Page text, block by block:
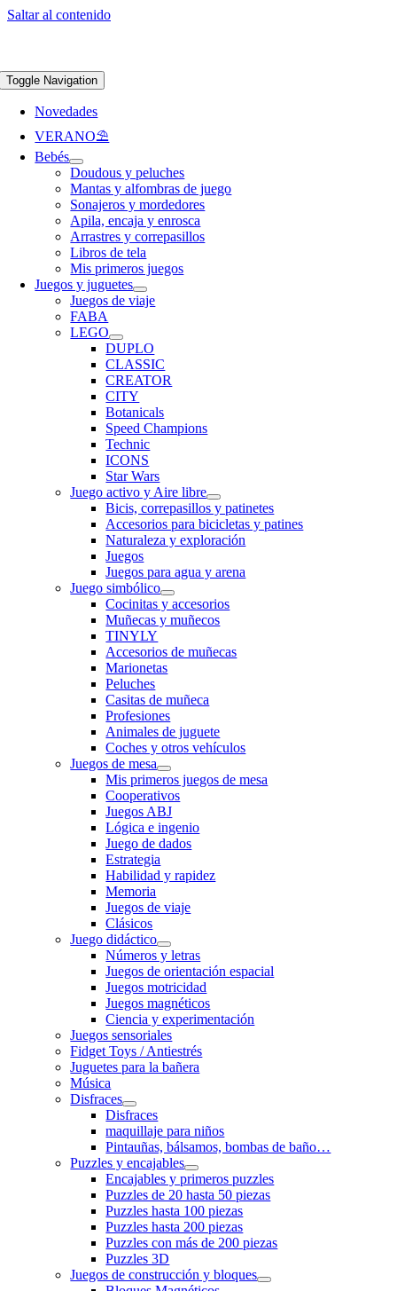
Saltar al contenido
Toggle Navigation
Novedades
VERANO⛱️​
Bebés
Doudous y peluches
Mantas y alfombras de juego
Sonajeros y mordedores
Apila, encaja y enrosca
Arrastres y correpasillos
Libros de tela
Mis primeros juegos
Juegos y juguetes
Juegos de viaje
FABA
LEGO
DUPLO
CLASSIC
CREATOR
CITY
Botanicals
Speed Champions
Technic
ICONS
Star Wars
Juego activo y Aire libre
Bicis, correpasillos y patinetes
Accesorios para bicicletas y patines
Naturaleza y exploración
Juegos
Juegos para agua y arena
Juego simbólico
Cocinitas y accesorios
Muñecas y muñecos
TINYLY
Accesorios de muñecas
Marionetas
Peluches
Casitas de muñeca
Profesiones
Animales de juguete
Coches y otros vehículos
Juegos de mesa
Mis primeros juegos de mesa
Cooperativos
Juegos ABJ
Lógica e ingenio
Juego de dados
Estrategia
Habilidad y rapidez
Memoria
Juegos de viaje
Clásicos
Juego didáctico
Números y letras
Juegos de orientación espacial
Juegos motricidad
Juegos magnéticos
Ciencia y experimentación
Juegos sensoriales
Fidget Toys / Antiestrés
Juguetes para la bañera
Música
Disfraces
Disfraces
maquillaje para niños
Pintauñas, bálsamos, bombas de baño…
Puzzles y encajables
Encajables y primeros puzzles
Puzzles de 20 hasta 50 piezas
Puzzles hasta 100 piezas
Puzzles hasta 200 piezas
Puzzles con más de 200 piezas
Puzzles 3D
Juegos de construcción y bloques